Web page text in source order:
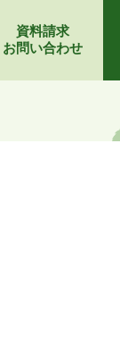
資料請求
お問い合わせ